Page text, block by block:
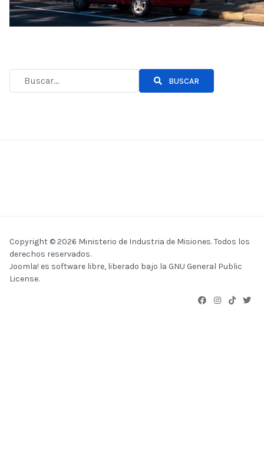
BUSCAR
Copyright © 2026 Ministerio de Industria de Misiones. Todos los
derechos reservados.
Joomla! es software libre, liberado bajo la GNU General Public
License.